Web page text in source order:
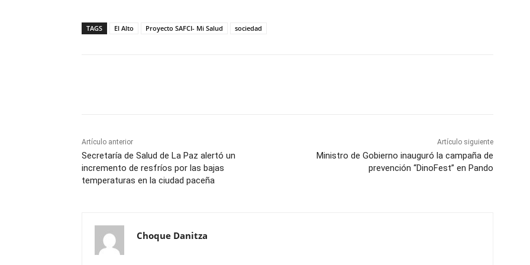
TAGS El Alto Proyecto SAFCI- Mi Salud sociedad
Artículo anterior
Secretaría de Salud de La Paz alertó un
incremento de resfríos por las bajas
temperaturas en la ciudad paceña
Artículo siguiente
Ministro de Gobierno inauguró la campaña de
prevención “DinoFest” en Pando
Choque Danitza